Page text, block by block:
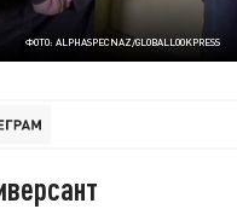
ФОТО: ALPHASPECNAZ/GLOBALLOOKPRESS